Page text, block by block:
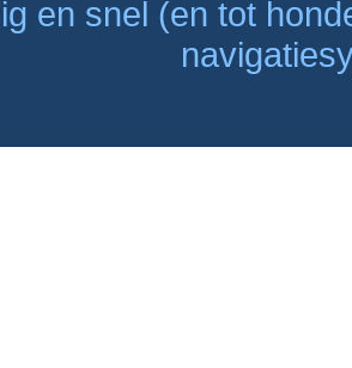
en snel (en tot